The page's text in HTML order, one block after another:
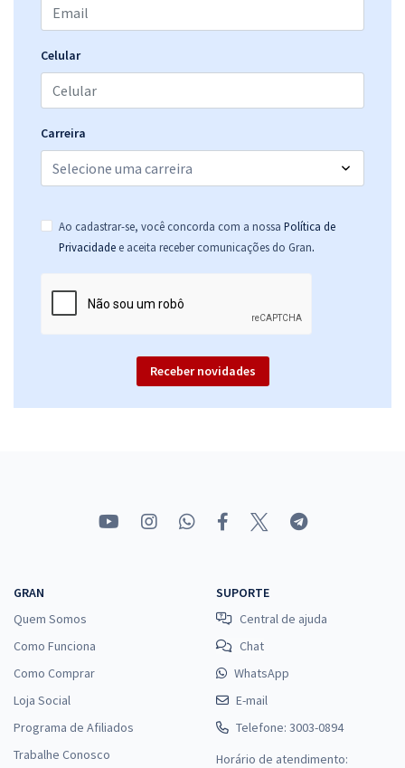
Celular
Carreira
Ao cadastrar-se, você concorda com a nossa Política de
Privacidade e aceita receber comunicações do Gran.
Receber novidades
GRAN
Quem Somos
Como Funciona
Como Comprar
Loja Social
Programa de Afiliados
Trabalhe Conosco
SUPORTE
Central de ajuda
Chat
WhatsApp
E-mail
Telefone: 3003-0894
Horário de atendimento: